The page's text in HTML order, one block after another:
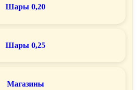
Шары 0,20
Шары 0,25
Магазины